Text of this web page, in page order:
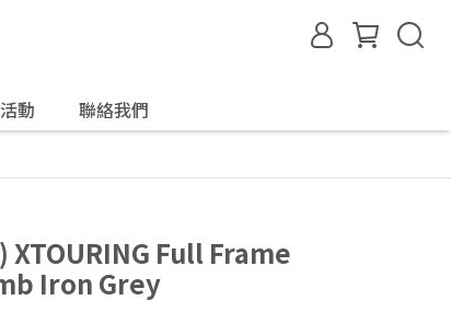
動 聯絡我們
XTOURING Full Frame
Iron Grey